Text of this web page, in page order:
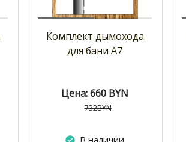
Комплект дымохода
для бани А7
Цена: 660 BYN
732BYN